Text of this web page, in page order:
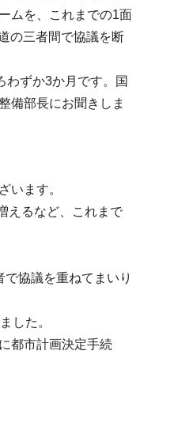
ムを、これまでの1面
の三者間で協議を断
わずか3か月です。国
備部長にお聞きしま
います。
えるなど、これまで
協議を重ねてまいり
した。
都市計画決定手続